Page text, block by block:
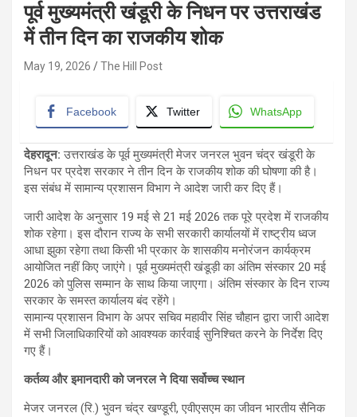
पूर्व मुख्यमंत्री खंडूरी के निधन पर उत्तराखंड
में तीन दिन का राजकीय शोक
May 19, 2026 The Hill Post
Facebook Twitter WhatsApp
देहरादून:उत्तराखंड के पूर्व मुख्यमंत्री मेजर जनरल भुवन चंद्र खंडूरी के
निधन पर प्रदेश सरकार ने तीन दिन के राजकीय शोक की घोषणा की है।
इस संबंध में सामान्य प्रशासन विभाग ने आदेश जारी कर दिए हैं।
जारी आदेश के अनुसार 19 मई से 21 मई 2026 तक पूरे प्रदेश में राजकीय
शोक रहेगा। इस दौरान राज्य के सभी सरकारी कार्यालयों में राष्ट्रीय ध्वज
आधा झुका रहेगा तथा किसी भी प्रकार के शासकीय मनोरंजन कार्यक्रम
आयोजित नहीं किए जाएंगे। पूर्व मुख्यमंत्री खंडूड़ी का अंतिम संस्कार 20 मई
2026 को पुलिस सम्मान के साथ किया जाएगा। अंतिम संस्कार के दिन राज्य
सरकार के समस्त कार्यालय बंद रहेंगे।
सामान्य प्रशासन विभाग के अपर सचिव महावीर सिंह चौहान द्वारा जारी आदेश
में सभी जिलाधिकारियों को आवश्यक कार्रवाई सुनिश्चित करने के निर्देश दिए
गए हैं।
कर्तव्य और इमानदारी को जनरल ने दिया सर्वोच्च स्थान
मेजर जनरल (रि.) भुवन चंद्र खण्डूरी, एवीएसएम का जीवन भारतीय सैनिक